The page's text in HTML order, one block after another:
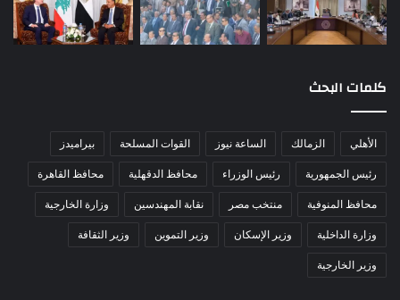
كلمات البحث
الأهلي الزمالك الساعة نيوز القوات المسلحة
بيراميدز
رئيس الجمهورية
رئيس الوزراء محافظ الدقهلية
محافظ القاهرة
محافظ المنوفية
منتخب مصر نقابة المهندسين
وزارة الخارجية
وزارة الداخلية
وزير الإسكان وزير التموين
وزير الثقافة
وزير الخارجية